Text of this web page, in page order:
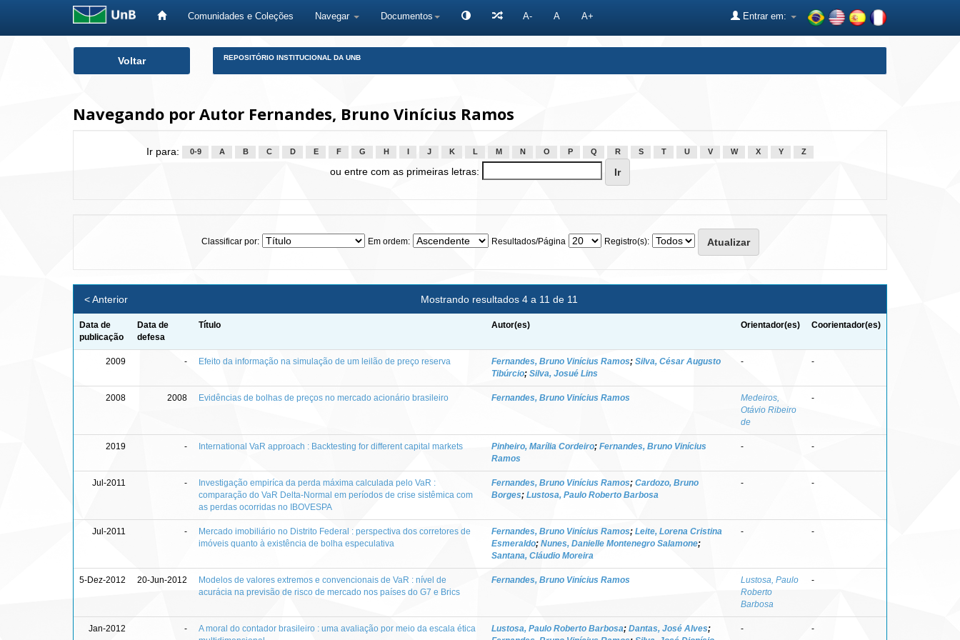
Comunidades e Coleções Navegar Documentos A- A A+ Entrar em:
Voltar REPOSITÓRIO INSTITUCIONAL DA UNB
Navegando por Autor Fernandes, Bruno Vinícius Ramos
Ir para: 0-9 A B C D E F G H J K L M N O P Q R S T U V W X Y Z
ou entre com as primeiras letras:
Classificar por: Em ordem: Resultados/Página Registro(s):
Mostrando resultados 4 a 11 de 11
< Anterior
Data de
publicação
Data de
defesa
Título Autor(es) Orientador(es) Coorientador(es)
2009 - Efeito da informação na simulação de um leilão de preço reserva Fernandes, Bruno Vinícius Ramos; Silva, César Augusto
Tibúrcio; Silva, Josué Lins
- -
2008 2008 Evidências de bolhas de preços no mercado acionário brasileiro Fernandes, Bruno Vinícius Ramos
Medeiros,
Otávio Ribeiro
de
-
2019 - International VaR approach : Backtesting for different capital markets Pinheiro, Marília Cordeiro; Fernandes, Bruno Vinícius
Ramos
- -
Jul-2011 -
Investigação empiríca da perda máxima calculada pelo VaR :
comparação do VaR Delta-Normal em períodos de crise sistêmica com
as perdas ocorridas no IBOVESPA
Fernandes, Bruno Vinícius Ramos; Cardozo, Bruno
Borges; Lustosa, Paulo Roberto Barbosa
- -
Jul-2011 -
Mercado imobiliário no Distrito Federal : perspectiva dos corretores de
imóveis quanto à existência de bolha especulativa
Fernandes, Bruno Vinícius Ramos; Leite, Lorena Cristina
Esmeraldo; Nunes, Danielle Montenegro Salamone;
Santana, Cláudio Moreira
- -
5-Dez-2012 20-Jun-2012
Modelos de valores extremos e convencionais de VaR : nível de
acurácia na previsão de risco de mercado nos países do G7 e Brics
Fernandes, Bruno Vinícius Ramos
Lustosa, Paulo
Roberto
Barbosa
-
Jan-2012 -
A moral do contador brasileiro : uma avaliação por meio da escala ética
Lustosa, Paulo Roberto Barbosa; Dantas, José Alves;
- -